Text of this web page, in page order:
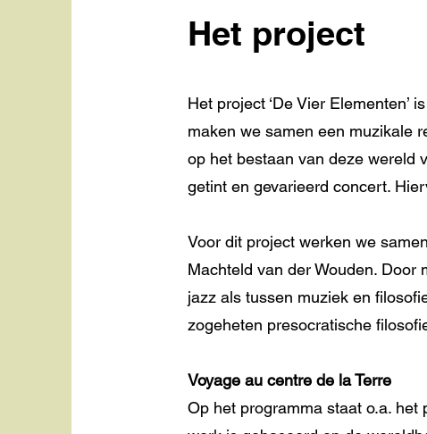
Het project
Het project ‘De Vier Elementen’
maken we samen een muzikale
op het bestaan van deze wereld
getint en gevarieerd concert.
Voor dit project werken we
Machteld van der Wouden. Door
jazz als tussen muziek en
zogeheten presocratische
Voyage au centre de la Terre
Op het programma staat o.a. het